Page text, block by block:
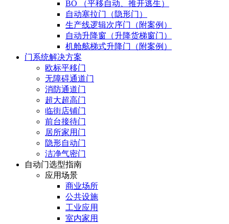
BO （平移自动、推开逃生）
自动塞拉门（隐形门）
生产线逻辑次序门（附案例）
自动升降窗（升降货梯窗门）
机舱舷梯式升降门（附案例）
门系统解决方案
欧标平移门
无障碍通道门
消防通道门
超大超高门
临街店铺门
前台接待门
居所家用门
隐形自动门
洁净气密门
自动门选型指南
应用场景
商业场所
公共设施
工业应用
室内家用